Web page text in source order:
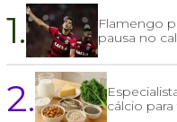
1.
Flamengo
pausa no
2.
cálcio